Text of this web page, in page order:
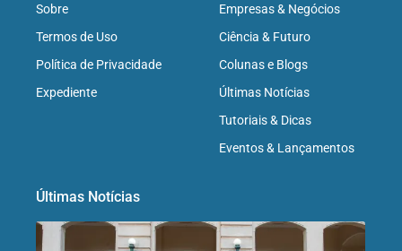
Sobre
Termos de Uso
Política de Privacidade
Expediente
Empresas & Negócios
Ciência & Futuro
Colunas e Blogs
Últimas Notícias
Tutoriais & Dicas
Eventos & Lançamentos
Últimas Notícias